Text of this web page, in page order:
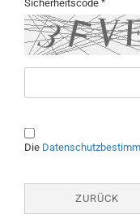
Sicherheitscode
Die
ZURÜCK